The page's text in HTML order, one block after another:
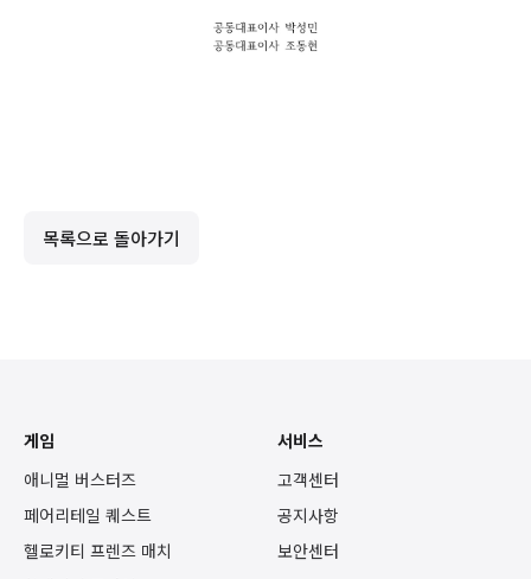
목록으로 돌아가기
게임
애니멀 버스터즈
페어리테일 퀘스트
헬로키티 프렌즈 매치
서비스
고객센터
공지사항
보안센터